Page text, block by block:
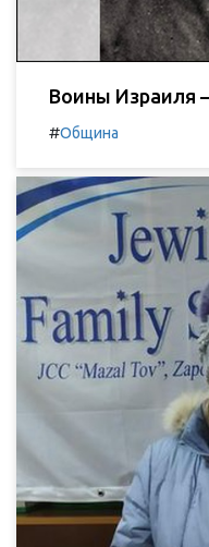
Воины Израиля
#Община